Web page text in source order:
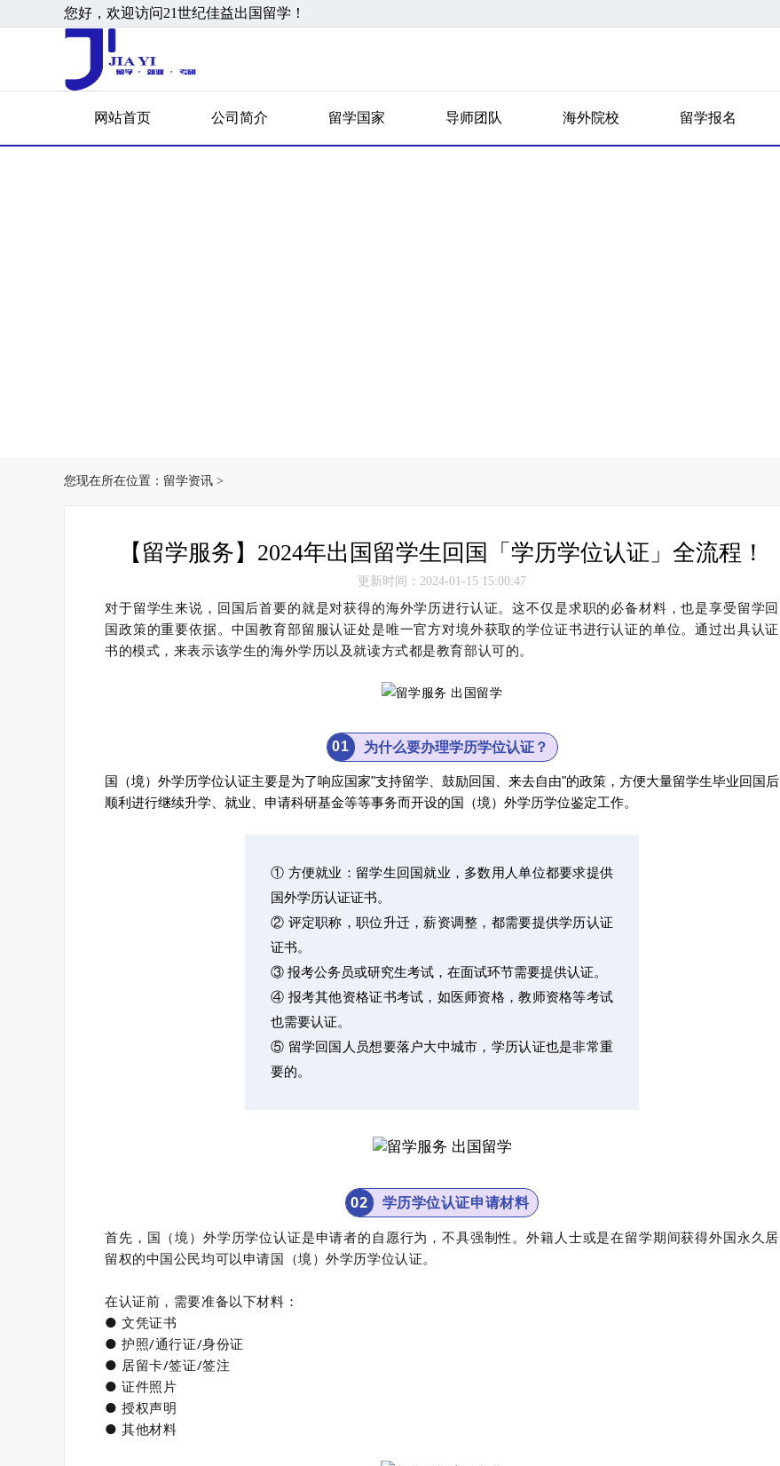
您好，欢迎访问21世纪佳益出国留学！
网站首页 公司简介 留学国家 导师团队 海外院校 留学报名
您现在所在位置： 留学资讯 >
【留学服务】2024年出国留学生回国「学历学位认证」全流程！
更新时间：2024-01-15 15:00:47
对于留学生来说，回国后首要的就是对获得的海外学历进行认证。这不仅是求职的必备材料，也是享受留学回
国政策的重要依据。 中国教育部留服认证处是唯一官方对境外获取的学位证书进行认证的单位。通过出具认证
书的模式，来表示该学生的海外学历以及就读方式都是教育部认可的。
01 为什么要办理学历学位认证？
国（境）外学历学位认证主要是为了响应国家"支持留学、鼓励回国、来去自由"的政策，方便大量留学生毕业回国后
顺利进行继续升学、就业、申请科研基金等等事务而开设的国（境）外学历学位鉴定工作。
① 方便就业：留学生回国就业，多数用人单位都要求提供
国外学历认证证书。
② 评定职称，职位升迁，薪资调整，都需要提供学历认证
证书。
③ 报考公务员或研究生考试，在面试环节需要提供认证。
④ 报考其他资格证书考试，如医师资格，教师资格等考试
也需要认证。
⑤ 留学回国人员想要落户大中城市，学历认证也是非常重
要的。
02 学历学位认证申请材料
首先，国（境）外学历学位认证是申请者的自愿行为，不具强制性。外籍人士或是在留学期间获得外国永久居
留权的中国公民均可以申请国（境）外学历学位认证。
在认证前，需要准备以下材料：
● 文凭证书
● 护照/通行证/身份证
● 居留卡/签证/签注
● 证件照片
● 授权声明
● 其他材料